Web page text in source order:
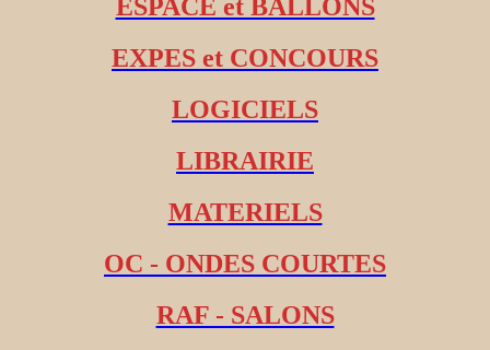
ESPACE et BALLONS
EXPES et CONCOURS
LOGICIELS
LIBRAIRIE
MATERIELS
OC - ONDES COURTES
RAF - SALONS